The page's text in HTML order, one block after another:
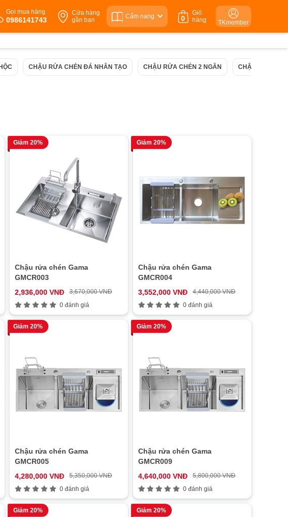
Gọi mua hàng
0986141743
Cửa hàng
gần bạn
Cẩm nang
Giỏ
hàng
0 TKmember
CHẬU RỬA CHÉN ĐÁ NHÂN TẠO CHẬU RỬA CHÉN 2 NGĂN CHẬU RỬA BÁT
Giảm 20%
Chậu rửa chén Gama
GMCR003
2,936,000 VNĐ
3,670,000 VNĐ
0 đánh giá
Giảm 20%
Chậu rửa chén Gama
GMCR004
3,552,000 VNĐ
4,440,000 VNĐ
0 đánh giá
Giảm 20%
Chậu rửa chén Gama
GMCR005
4,280,000 VNĐ
5,350,000 VNĐ
0 đánh giá
Giảm 20%
Chậu rửa chén Gama
GMCR009
4,640,000 VNĐ
5,800,000 VNĐ
0 đánh giá
Giảm 20% Giảm 20%